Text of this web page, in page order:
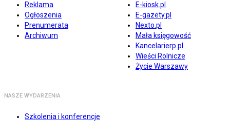
Reklama
Ogłoszenia
Prenumerata
Archiwum
E-kiosk.pl
E-gazety.pl
Nexto.pl
Mała księgowość
Kancelarierp.pl
Wieści Rolnicze
Życie Warszawy
NASZE WYDARZENIA
Szkolenia i konferencje